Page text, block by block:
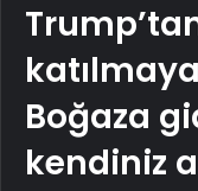
Boğaza
kendiniz